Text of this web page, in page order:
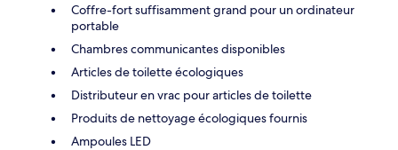
Coffre-fort suffisamment grand pour un ordinateur
portable
Chambres communicantes disponibles
Articles de toilette écologiques
Distributeur en vrac pour articles de toilette
Produits de nettoyage écologiques fournis
Ampoules LED